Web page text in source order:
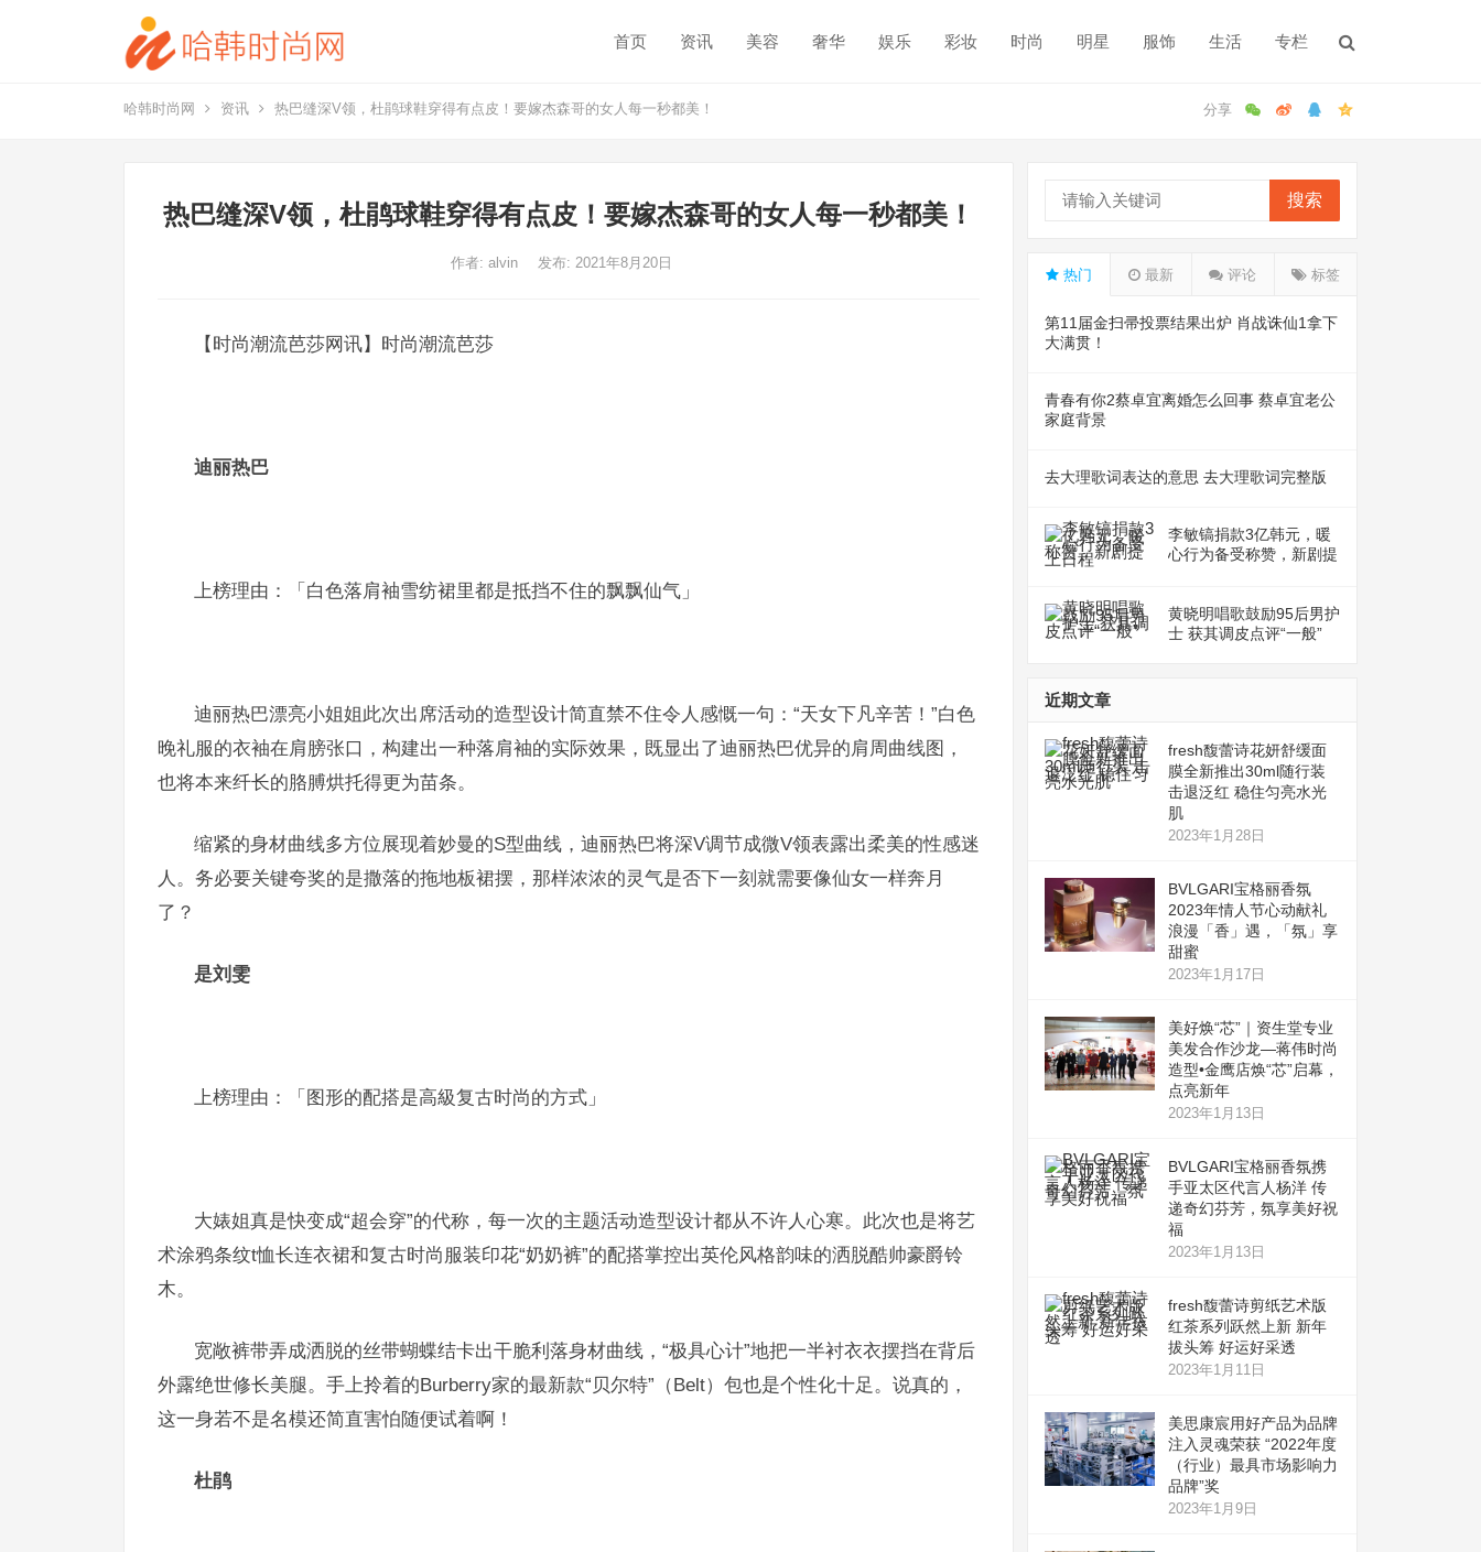
首页 资讯 美容 奢华 娱乐 彩妆 时尚 明星 服饰 生活 专栏
哈韩时尚网 资讯 热巴缝深V领，杜鹃球鞋穿得有点皮！要嫁杰森哥的女人每一秒都美！
热巴缝深V领，杜鹃球鞋穿得有点皮！要嫁杰森哥的女人每一秒都美！
作者: alvin 发布: 2021年8月20日
【时尚潮流芭莎网讯】时尚潮流芭莎
迪丽热巴
上榜理由 ：「白色落肩袖雪纺裙里都是抵挡不住的飘飘仙气」
迪丽热巴漂亮小姐姐此次出席活动的造型设计简直禁不住令人感慨一句：“天女下凡辛苦！”白色
晚礼服的衣袖在肩膀张口，构建出一种落肩袖的实际效果，既显出了迪丽热巴优异的肩周曲线图，
也将本来纤长的胳膊烘托得更为苗条。
缩紧的身材曲线多方位展现着妙曼的S型曲线，迪丽热巴将深V调节成微V领表露出柔美的性感迷
人。务必要关键夸奖的是撒落的拖地板裙摆，那样浓浓的灵气是否下一刻就需要像仙女一样奔月
了？
是刘雯
上榜理由 ：「图形的配搭是高級复古时尚的方式」
大婊姐真是快变成“超会穿”的代称，每一次的主题活动造型设计都从不许人心寒。此次也是将艺
术涂鸦条纹t恤长连衣裙和复古时尚服装印花“奶奶裤”的配搭掌控出英伦风格韵味的洒脱酷帅豪爵铃
木。
宽敞裤带弄成洒脱的丝带蝴蝶结卡出干脆利落身材曲线，“极具心计”地把一半衬衣衣摆挡在背后
外露绝世修长美腿。手上拎着的Burberry家的最新款“贝尔特”（Belt）包也是个性化十足。说真的，
这一身若不是名模还简直害怕随便试着啊！
杜鹃
搜索
热门 最新 评论 标签
第11届金扫帚投票结果出炉 肖战诛仙1拿下
大满贯！
青春有你2蔡卓宜离婚怎么回事 蔡卓宜老公
家庭背景
去大理歌词表达的意思 去大理歌词完整版
李敏镐捐款3亿韩元，暖
心行为备受称赞，新剧提
黄晓明唱歌鼓励95后男护
士 获其调皮点评“一般”
近期文章
fresh馥蕾诗花妍舒缓面
膜全新推出30ml随行装
击退泛红 稳住匀亮水光
肌
2023年1月28日
BVLGARI宝格丽香氛
2023年情人节心动献礼
浪漫「香」遇，「氛」享
甜蜜
2023年1月17日
美好焕“芯”｜资生堂专业
美发合作沙龙—蒋伟时尚
造型•金鹰店焕“芯”启幕，
点亮新年
2023年1月13日
BVLGARI宝格丽香氛携
手亚太区代言人杨洋 传
递奇幻芬芳，氛享美好祝
福
2023年1月13日
fresh馥蕾诗剪纸艺术版
红茶系列跃然上新 新年
拔头筹 好运好采透
2023年1月11日
美思康宸用好产品为品牌
注入灵魂荣获 “2022年度
（行业）最具市场影响力
品牌”奖
2023年1月9日